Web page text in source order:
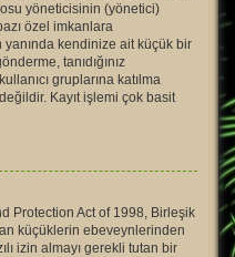
yöneticisinin (yönetici)
özel imkanlara
yanında kendinize ait küçük bir
tanıdığınız
gruplarına katılma
Kayıt işlemi çok basit
Protection Act of 1998, Birleşik
küçüklerin ebeveynlerinden
izin almayı gerekli tutan bir